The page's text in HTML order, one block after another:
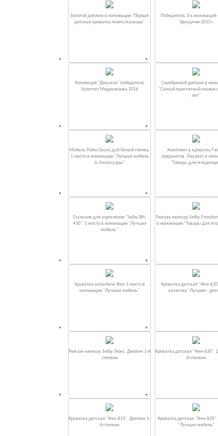
Золотой диплом в номинации "Первая
детская кроватка моего малыша"
Победитель 3-х номинаций
Удмуртии-2015»
Коллекция "Джунгли" победитель
Золотого Медвежонка 2016
Серебряный диплом в
"Самый практичный манеж
лет"
Мебель Polini Classic дуб-белый глянец.
1 место в номинации "Лучшая мебель
& Аксессуары"
Комплект в кроватку
предметов. Лауреат в
“Товары для
Стульчик для кормления "Selby BH-
430". 1 место в номинации "Лучшая
мебель"
Рюкзак-кенгуру Selby
в номинации “Товары для
Кроватка-колыбель Фея.1 место в
номинации "Лучшая мебель"
Кроватка детская "Фея-
качества "Лучшее -
Рюкзак-кенгуру Selby Люкс. Диплом 1-й
степени
Кроватка детская "Фея-630".
й степени
Кроватка детская "Фея-810". Диплом 1-
й степени
Кроватка детская "Фея-
"Лучшая мебель"